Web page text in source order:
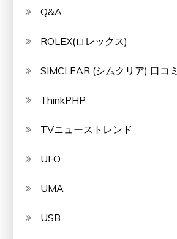
Q&A
ROLEX(ロレックス)
SIMCLEAR (シムクリア) 口コミ
ThinkPHP
TVニューストレンド
UFO
UMA
USB